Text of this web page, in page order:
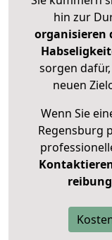
hin zur
organisieren
sorgen
neuen
Wenn Sie
Regensburg